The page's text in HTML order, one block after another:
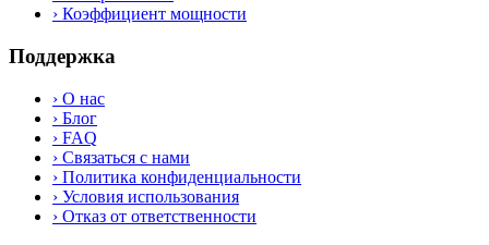
› Коэффициент мощности
Поддержка
› О нас
› Блог
› FAQ
› Связаться с нами
› Политика конфиденциальности
› Условия использования
› Отказ от ответственности